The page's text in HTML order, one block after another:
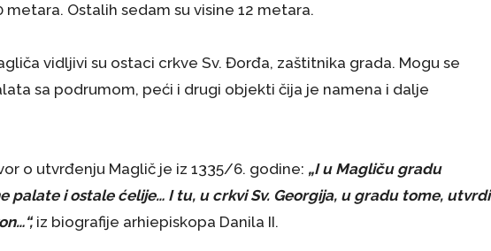
metara. Ostalih sedam su visine 12 metara.
vidljivi su ostaci crkve Sv. Đorđa, zaštitnika grada. Mogu se
sa podrumom, peći i drugi objekti čija je namena i dalje
o utvrđenju Maglič je iz 1335/6. godine: „I u Magliču gradu
palate i ostale ćelije… I tu, u crkvi Sv. Georgija, u gradu tome, utvrdi
iz biografije arhiepiskopa Danila II.